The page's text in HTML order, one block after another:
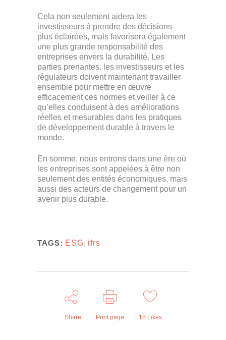
Cela non seulement aidera les
investisseurs à prendre des décisions
plus éclairées, mais favorisera également
une plus grande responsabilité des
entreprises envers la durabilité. Les
parties prenantes, les investisseurs et les
régulateurs doivent maintenant travailler
ensemble pour mettre en œuvre
efficacement ces normes et veiller à ce
qu’elles conduisent à des améliorations
réelles et mesurables dans les pratiques
de développement durable à travers le
monde.
En somme, nous entrons dans une ère où
les entreprises sont appelées à être non
seulement des entités économiques, mais
aussi des acteurs de changement pour un
avenir plus durable.
TAGS: ESG, ifrs
Share Print page 18 Likes